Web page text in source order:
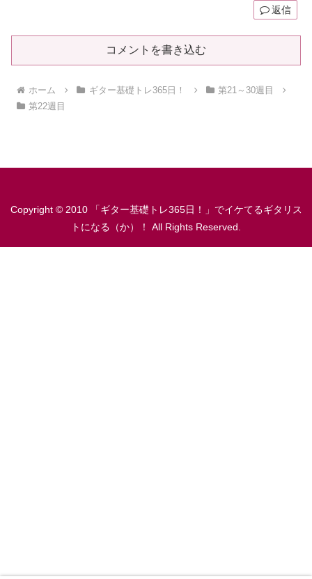
返信
コメントを書き込む
ホーム ギター基礎トレ365日！
第21～30週目
第22週目
Copyright © 2010 「ギター基礎トレ365日！」でイケてるギタリス
トになる（か）！ All Rights Reserved.